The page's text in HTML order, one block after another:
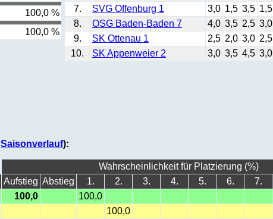
100,0 %
100,0 %
7.
SVG Offenburg 1 3,0 1,5 3,5 1,5
8.
OSG Baden-Baden 7 4,0 3,5 2,5 3,0
9.
SK Ottenau 1 2,5 2,0 3,0 2,5
10.
SK Appenweier 2 3,0 3,5 4,5 3,0
Saisonverlauf):
Wahrscheinlichkeit für Platzierung (%)
Aufstieg Abstieg 1. 2. 3. 4. 5. 6. 7.
100,0
100,0
100,0